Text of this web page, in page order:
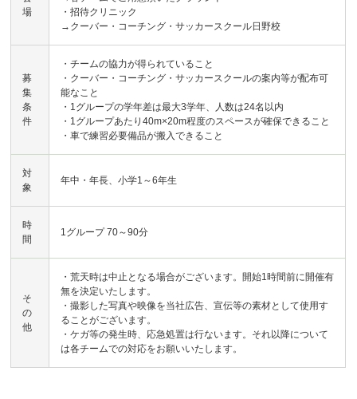
場
・招待クリニック
→クーバー・コーチング・サッカースクール日野校
募
集
条
件
・チームの協力が得られていること
・クーバー・コーチング・サッカースクールの案内等が配布可
能なこと
・1グループの学年差は最大3学年、人数は24名以内
・1グループあたり40m×20m程度のスペースが確保できること
・車で練習必要備品が搬入できること
対
象
年中・年長、小学1～6年生
時
間
1グループ 70～90分
そ
の
他
・荒天時は中止となる場合がございます。開始1時間前に開催有
無を決定いたします。
・撮影した写真や映像を当社広告、宣伝等の素材として使用す
ることがございます。
・ケガ等の発生時、応急処置は行ないます。それ以降について
は各チームでの対応をお願いいたします。